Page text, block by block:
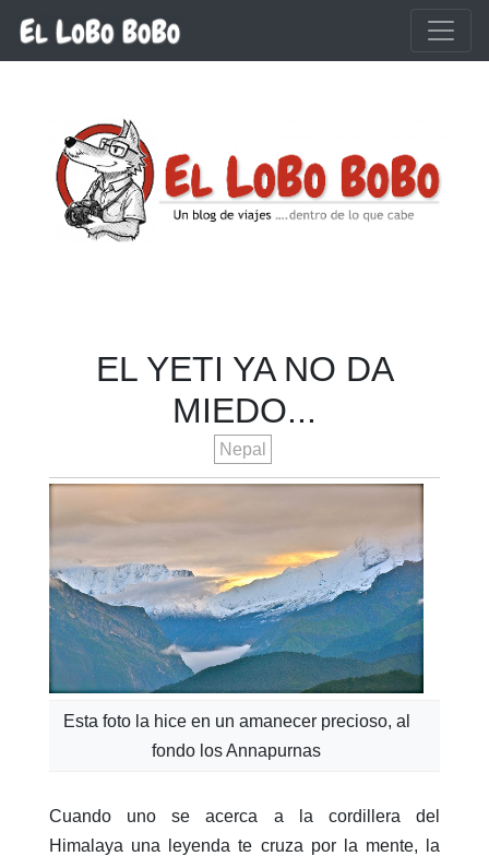
Ir al contenido principal
EL YETI YA NO DA
MIEDO...
Nepal
Esta foto la hice en un amanecer precioso, al
fondo los Annapurnas
Cuando uno se acerca a la cordillera del
Himalaya una leyenda te cruza por la mente, la